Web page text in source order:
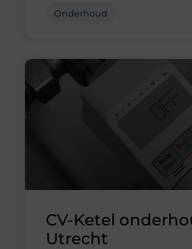
Onderhoud
CV-Ketel
Utrecht